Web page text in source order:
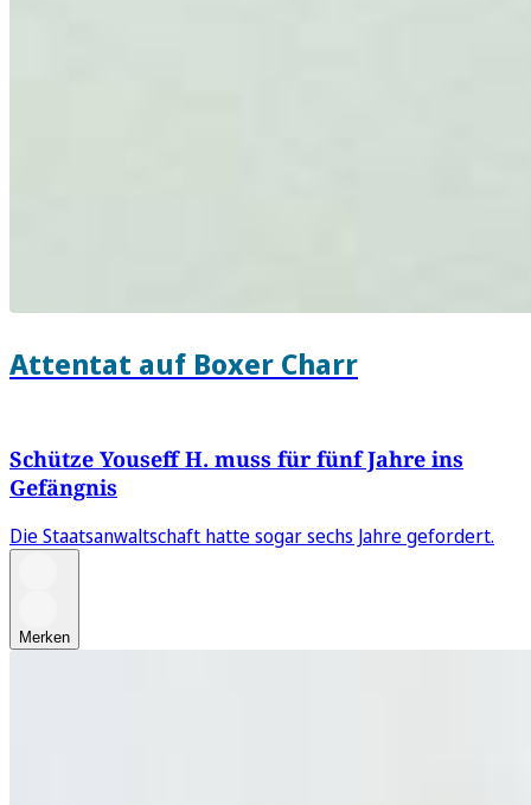
Attentat auf Boxer Charr
Schütze Youseff H. muss für fünf Jahre ins
Gefängnis
Die Staatsanwaltschaft hatte sogar sechs Jahre gefordert.
Merken